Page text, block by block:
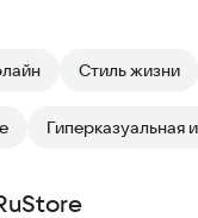
Стиль жизни
Гиперказуальная